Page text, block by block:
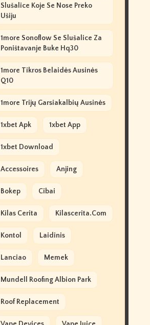
Slušalice Koje Se Nose Preko
Ušiju
1more Sonoflow Se Slušalice Za
Poništavanje Buke Hq30
1more Tikros Belaidės Ausinės
Q10
1more Trijų Garsiakalbių Ausinės
1xbet Apk 1xbet App
1xbet Download
Accessoires Anjing
Bokep Cibai
Kilas Cerita Kilascerita.com
Kontol Laidinis
Lanciao Memek
Mundell Roofing Albion Park
Roof Replacement